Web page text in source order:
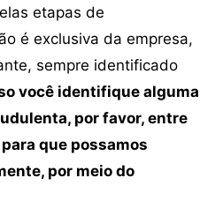
etapas de
é exclusiva da empresa,
sempre identificado
você identifique alguma
por favor, entre
que possamos
por meio do